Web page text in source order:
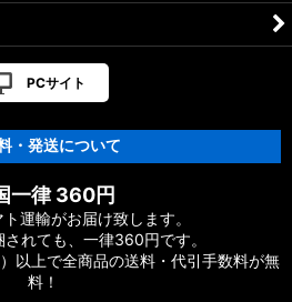
PCサイト
・発送について
一律 360円
運輸がお届け致します。
れても、一律360円です。
以上で全商品の送料・代引手数料が無
料！